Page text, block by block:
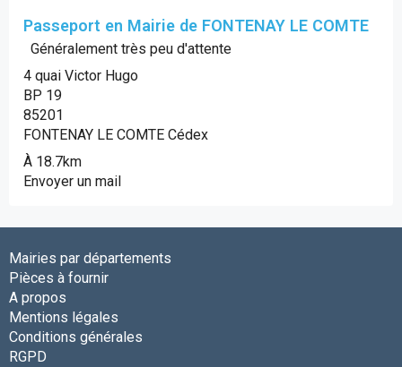
Passeport en Mairie de FONTENAY LE COMTE
Généralement très peu d'attente
4 quai Victor Hugo
BP 19
85201
FONTENAY LE COMTE Cédex
À 18.7km
Envoyer un mail
Mairies par départements
Pièces à fournir
A propos
Mentions légales
Conditions générales
RGPD